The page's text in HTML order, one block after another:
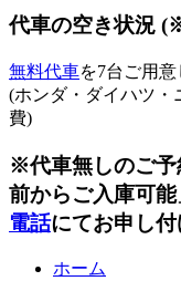
代車の空き状況
無料代車を7台ご用
(ホンダ・ダイハツ・
費)
※代車無しのご予
前からご入庫可能
電話にてお申し付
ホーム